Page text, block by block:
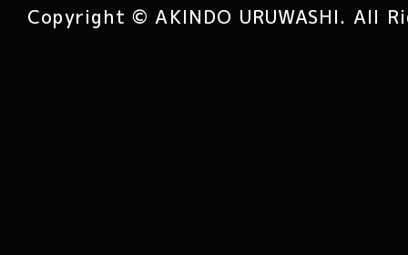
Copyright © AKINDO URUWASHI. All